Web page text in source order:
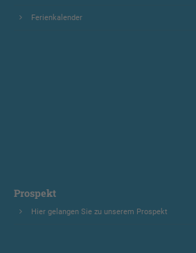
Ferienkalender
Prospekt
Hier gelangen Sie zu unserem Prospekt